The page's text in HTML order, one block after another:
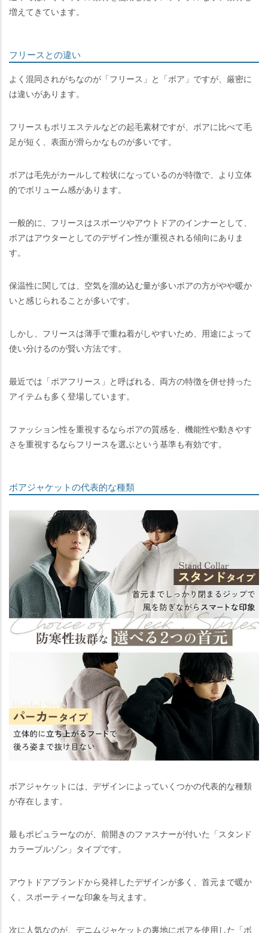
増えてきています。
フリースとの違い
よく混同されがちなのが「フリース」と「ボア」ですが、厳密に
は違いがあります。
フリースもポリエステルなどの起毛素材ですが、ボアに比べて毛
足が短く、表面が滑らかなものが多いです。
ボアは毛先がカールして粒状になっているのが特徴で、より立体
的でボリューム感があります。
一般的に、フリースはスポーツやアウトドアのインナーとして、
ボアはアウターとしてのデザイン性が重視される傾向にありま
す。
保温性に関しては、空気を溜め込む量が多いボアの方がやや暖か
いと感じられることが多いです。
しかし、フリースは薄手で重ね着がしやすいため、用途によって
使い分けるのが賢い方法です。
最近では「ボアフリース」と呼ばれる、両方の特徴を併せ持った
アイテムも多く登場しています。
ファッション性を重視するならボアの質感を、機能性や動きやす
さを重視するならフリースを選ぶという基準も有効です。
ボアジャケットの代表的な種類
ボアジャケットには、デザインによっていくつかの代表的な種類
が存在します。
最もポピュラーなのが、前開きのファスナーが付いた「スタンド
カラーブルゾン」タイプです。
アウトドアブランドから発祥したデザインが多く、首元まで暖か
く、スポーティーな印象を与えます。
次に人気なのが、デニムジャケットの裏地にボアを使用した「ボ